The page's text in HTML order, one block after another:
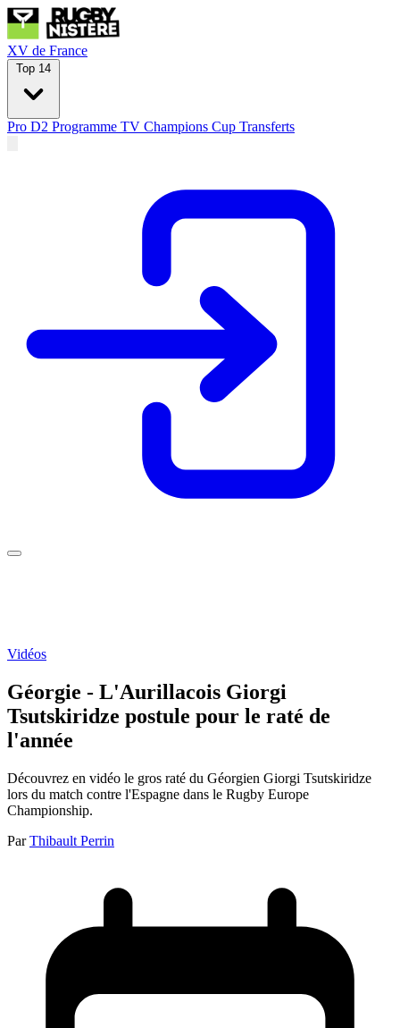
XV de France
Top 14
Pro D2 Programme TV Champions Cup Transferts
Vidéos
Géorgie - L'Aurillacois Giorgi
Tsutskiridze postule pour le raté de
l'année
Découvrez en vidéo le gros raté du Géorgien Giorgi Tsutskiridze
lors du match contre l'Espagne dans le Rugby Europe
Championship.
Par Thibault Perrin